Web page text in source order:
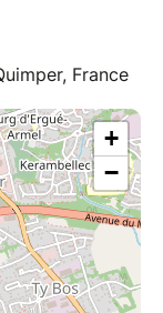
France
+
−